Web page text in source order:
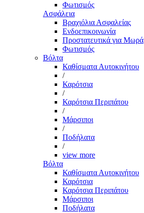
Φωτισμός
Ασφάλεια
Βραχιόλια Ασφαλείας
Ενδοεπικοινωνία
Προστατευτικά για Μωρά
Φωτισμός
Βόλτα
Καθίσματα Αυτοκινήτου
/
Καρότσια
/
Καρότσια Περιπάτου
/
Μάρσιποι
/
Ποδήλατα
/
view more
Βόλτα
Καθίσματα Αυτοκινήτου
Καρότσια
Καρότσια Περιπάτου
Μάρσιποι
Ποδήλατα